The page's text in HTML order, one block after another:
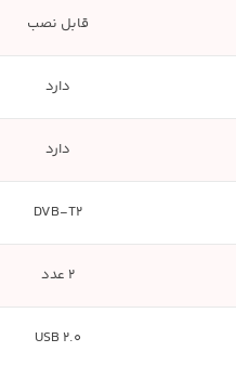
قابل نصب
دارد
دارد
DVB-T2
2 عدد
USB 2.0